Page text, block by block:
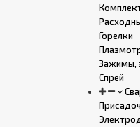
Горелки
Зажимы,
Спрей